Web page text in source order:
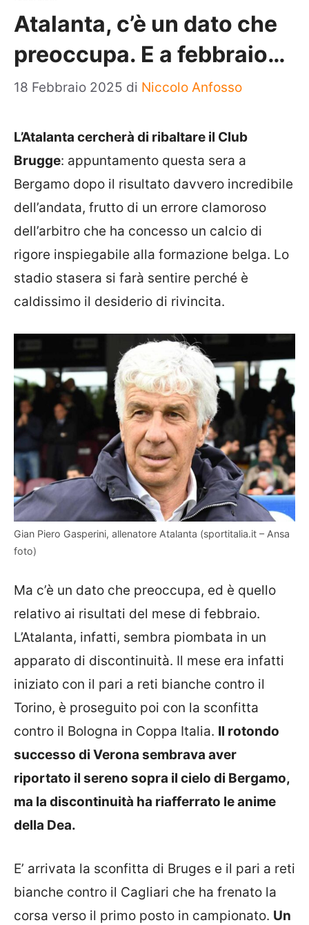
Atalanta, c’è un dato che
preoccupa. E a febbraio…
18 Febbraio 2025 di Niccolo Anfosso
L’Atalanta cercherà di ribaltare il Club
Brugge: appuntamento questa sera a
Bergamo dopo il risultato davvero incredibile
dell’andata, frutto di un errore clamoroso
dell’arbitro che ha concesso un calcio di
rigore inspiegabile alla formazione belga. Lo
stadio stasera si farà sentire perché è
caldissimo il desiderio di rivincita.
Gian Piero Gasperini, allenatore Atalanta (sportitalia.it – Ansa
foto)
Ma c’è un dato che preoccupa, ed è quello
relativo ai risultati del mese di febbraio.
L’Atalanta, infatti, sembra piombata in un
apparato di discontinuità. Il mese era infatti
iniziato con il pari a reti bianche contro il
Torino, è proseguito poi con la sconfitta
contro il Bologna in Coppa Italia. Il rotondo
successo di Verona sembrava aver
riportato il sereno sopra il cielo di Bergamo,
ma la discontinuità ha riafferrato le anime
della Dea.
E’ arrivata la sconfitta di Bruges e il pari a reti
bianche contro il Cagliari che ha frenato la
corsa verso il primo posto in campionato. Un